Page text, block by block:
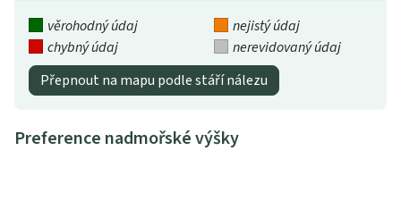
věrohodný údaj
nejistý údaj
chybný údaj
nerevidovaný údaj
Přepnout na mapu podle stáří nálezu
Preference nadmořské výšky